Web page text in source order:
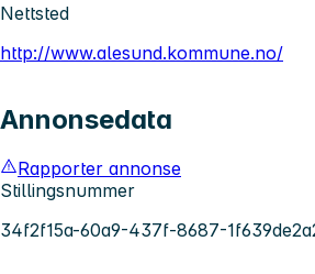
Nettsted
http://www.alesund.kommune.no/
Annonsedata
Rapporter annonse
Stillingsnummer
34f2f15a-60a9-437f-8687-